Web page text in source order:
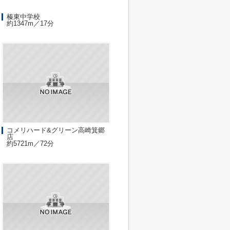
榛東中学校
約1347m／17分
コメリハード&グリーン高崎箕郷
店
約5721m／72分